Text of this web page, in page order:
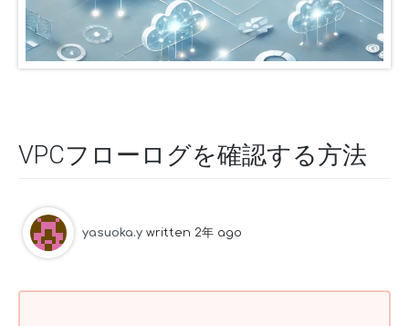
VPCフローログを確認する方法
yasuoka.y written 2年 ago